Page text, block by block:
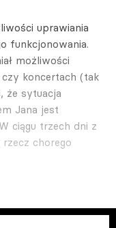
uprawiania
funkcjonowania.
możliwości
koncertach (tak
że sytuacja
Jana jest
ciągu trzech dni z
rzecz chorego